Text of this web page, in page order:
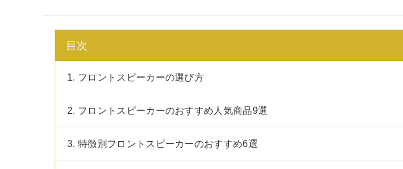
目次
1. フロントスピーカーの選び方
2. フロントスピーカーのおすすめ人気商品9選
3. 特徴別フロントスピーカーのおすすめ6選